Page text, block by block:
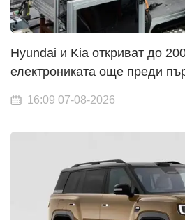
Hyundai и Kia откриват до
електрониката още преди
16:09 07-08-2026